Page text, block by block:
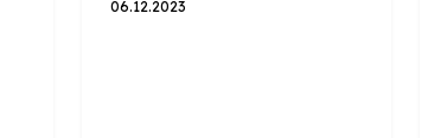
06.12.2023